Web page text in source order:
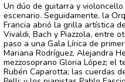
Un dúo de guitarra y
escenario. Seguidamente, la
Francia abrió la grilla artística
Vivaldi, Bach y Piazzola, entre
paso a una Gala Lírica de
Mariana Rodríguez, Alejandra
mezzosoprano Gloria López; el
Rubén Caparotta; las cuerdas